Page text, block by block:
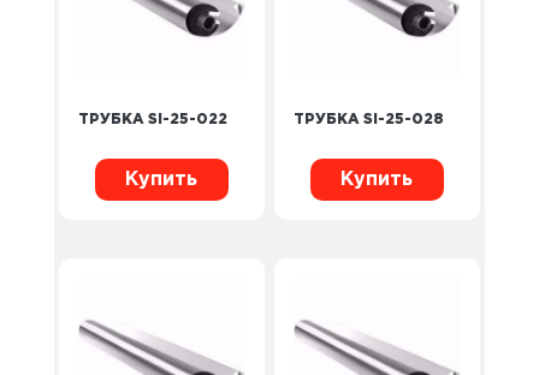
ТРУБКА SI-25-022
Купить
ТРУБКА SI-25-028
Купить